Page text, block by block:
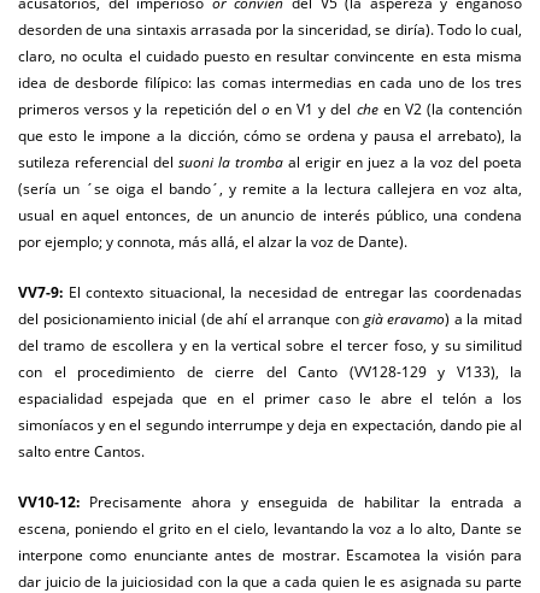
desorden de una sintaxis arrasada por la sinceridad, se diría). Todo lo cual,
claro, no oculta el cuidado puesto en resultar convincente en esta misma
idea de desborde filípico: las comas intermedias en cada uno de los tres
primeros versos y la repetición del o en V1 y del che en V2 (la contención
que esto le impone a la dicción, cómo se ordena y pausa el arrebato), la
sutileza referencial del suoni la tromba al erigir en juez a la voz del poeta
(sería un ´se oiga el bando´, y remite a la lectura callejera en voz alta,
usual en aquel entonces, de un anuncio de interés público, una condena
por ejemplo; y connota, más allá, el alzar la voz de Dante).
VV7-9: El contexto situacional, la necesidad de entregar las coordenadas
del posicionamiento inicial (de ahí el arranque con già eravamo) a la mitad
del tramo de escollera y en la vertical sobre el tercer foso, y su similitud
con el procedimiento de cierre del Canto (VV128-129 y V133), la
espacialidad espejada que en el primer caso le abre el telón a los
simoníacos y en el segundo interrumpe y deja en expectación, dando pie al
salto entre Cantos.
VV10-12: Precisamente ahora y enseguida de habilitar la entrada a
escena, poniendo el grito en el cielo, levantando la voz a lo alto, Dante se
interpone como enunciante antes de mostrar. Escamotea la visión para
dar juicio de la juiciosidad con la que a cada quien le es asignada su parte